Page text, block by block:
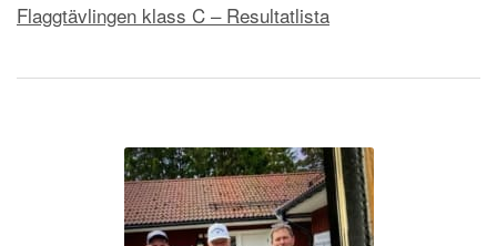
Flaggtävlingen klass C – Resultatlista